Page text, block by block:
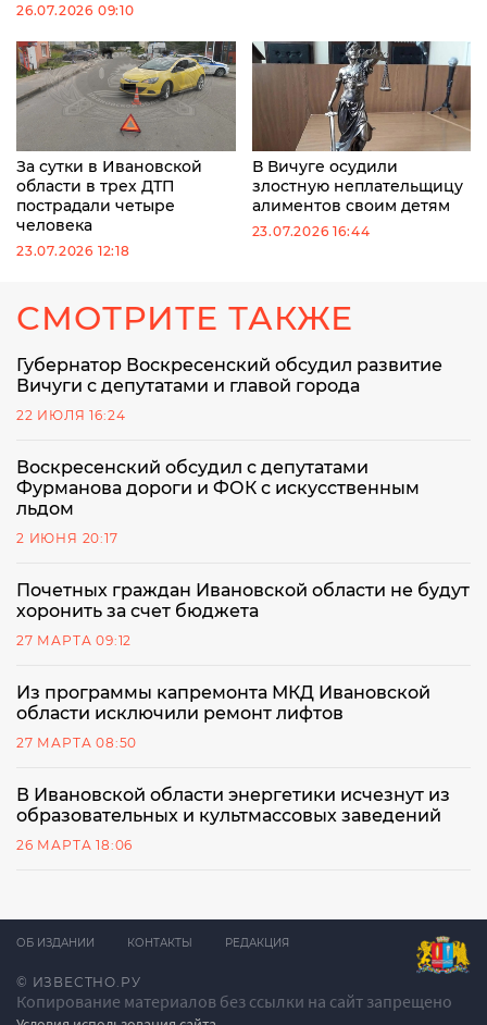
26.07.2026 09:10
За сутки в Ивановской
области в трех ДТП
пострадали четыре
человека
23.07.2026 12:18
В Вичуге осудили
злостную неплательщицу
алиментов своим детям
23.07.2026 16:44
СМОТРИТЕ ТАКЖЕ
Губернатор Воскресенский обсудил развитие
Вичуги с депутатами и главой города
22 ИЮЛЯ 16:24
Воскресенский обсудил с депутатами
Фурманова дороги и ФОК с искусственным
льдом
2 ИЮНЯ 20:17
Почетных граждан Ивановской области не будут
хоронить за счет бюджета
27 МАРТА 09:12
Из программы капремонта МКД Ивановской
области исключили ремонт лифтов
27 МАРТА 08:50
В Ивановской области энергетики исчезнут из
образовательных и культмассовых заведений
26 МАРТА 18:06
© ИЗВЕСТНО.РУ
Копирование материалов без ссылки на сайт запрещено
ОБ ИЗДАНИИ КОНТАКТЫ РЕДАКЦИЯ